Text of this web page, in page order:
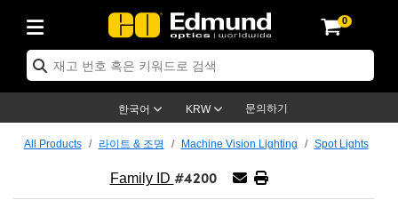
0
한국어 KRW 문의하기
Optics
Systemand Electronics
Lenses
(S-Mount Lenses)
Cameras
이트 & 조명
Targets
Targets
& Stage Micrometers
& Detection
Solutions
and Electronics
& Production
Handling Tools
By Application
By Brand
Products
신제품
Products
Products
All Products 라이트 & 조명 Machine Vision Lighting Spot Lights
Family ID #4200